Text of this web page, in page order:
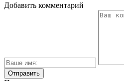
Добавить комментарий